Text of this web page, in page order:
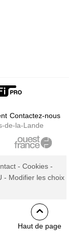
Contactez-nous
de-la-Lande
- Cookies-
- Modifier les choix
Haut de page